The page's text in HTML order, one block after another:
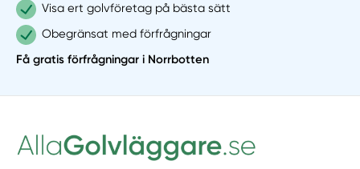
Visa ert golvföretag på bästa sätt
Obegränsat med förfrågningar
Få gratis förfrågningar i Norrbotten